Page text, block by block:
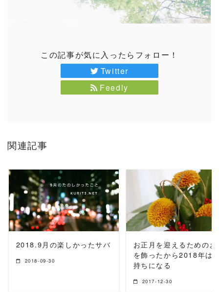
この記事が気に入ったらフォロー！
Twitter
Feedly
関連記事
READ MORE
2018.9月の楽しかったサバ
2018-09-30
READ MORE
お正月を迎えるためのお
を飾ったから2018年は
持ちになる
2017-12-30